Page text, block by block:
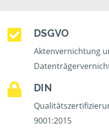
DSGVO
Aktenvernichtung
DIN
9001:2015